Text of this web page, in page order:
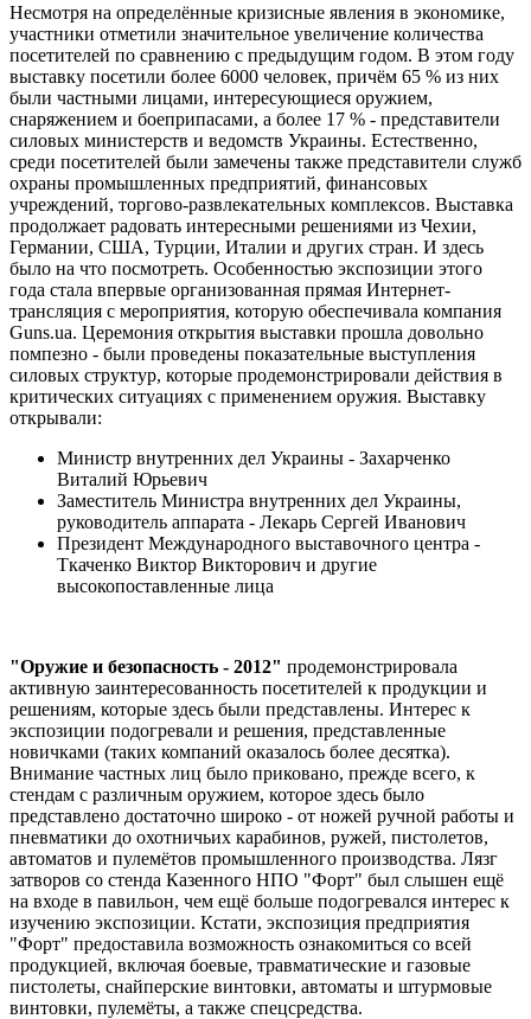
Несмотря на определённые кризисные явления в экономике,
участники отметили значительное увеличение количества
посетителей по сравнению с предыдущим годом. В этом году
выставку посетили более 6000 человек, причём 65 % из них
были частными лицами, интересующиеся оружием,
снаряжением и боеприпасами, а более 17 % - представители
силовых министерств и ведомств Украины. Естественно,
среди посетителей были замечены также представители служб
охраны промышленных предприятий, финансовых
учреждений, торгово-развлекательных комплексов. Выставка
продолжает радовать интересными решениями из Чехии,
Германии, США, Турции, Италии и других стран. И здесь
было на что посмотреть. Особенностью экспозиции этого
года стала впервые организованная прямая Интернет-
трансляция с мероприятия, которую обеспечивала компания
Guns.ua. Церемония открытия выставки прошла довольно
помпезно - были проведены показательные выступления
силовых структур, которые продемонстрировали действия в
критических ситуациях с применением оружия. Выставку
открывали:
Министр внутренних дел Украины - Захарченко
Виталий Юрьевич
Заместитель Министра внутренних дел Украины,
руководитель аппарата - Лекарь Сергей Иванович
Президент Международного выставочного центра -
Ткаченко Виктор Викторович и другие
высокопоставленные лица
"Оружие и безопасность - 2012" продемонстрировала
активную заинтересованность посетителей к продукции и
решениям, которые здесь были представлены. Интерес к
экспозиции подогревали и решения, представленные
новичками (таких компаний оказалось более десятка).
Внимание частных лиц было приковано, прежде всего, к
стендам с различным оружием, которое здесь было
представлено достаточно широко - от ножей ручной работы и
пневматики до охотничьих карабинов, ружей, пистолетов,
автоматов и пулемётов промышленного производства. Лязг
затворов со стенда Казенного НПО "Форт" был слышен ещё
на входе в павильон, чем ещё больше подогревался интерес к
изучению экспозиции. Кстати, экспозиция предприятия
"Форт" предоставила возможность ознакомиться со всей
продукцией, включая боевые, травматические и газовые
пистолеты, снайперские винтовки, автоматы и штурмовые
винтовки, пулемёты, а также спецсредства.